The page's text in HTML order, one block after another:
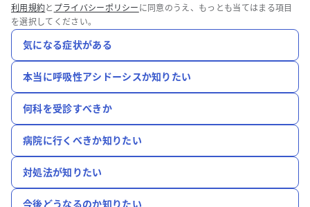
利用規約と プライバシーポリシー に同意のうえ、もっとも当てはまる項目
を選択してください。
気になる症状がある
本当に呼吸性アシドーシスか知りたい
何科を受診すべきか
病院に行くべきか知りたい
対処法が知りたい
今後どうなるのか知りたい